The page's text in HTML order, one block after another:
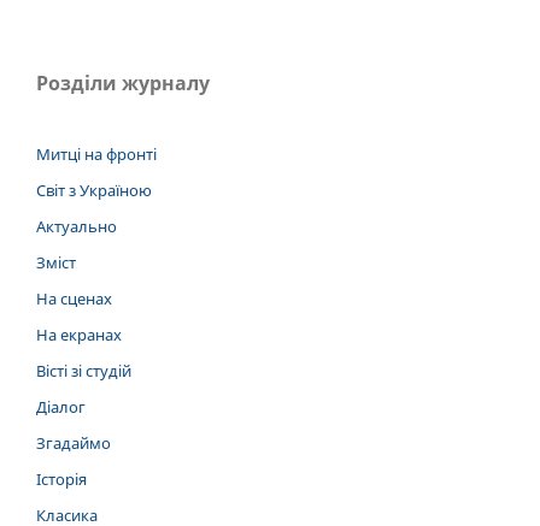
Розділи журналу
Митці на фронті
Світ з Україною
Актуально
Зміст
На сценах
На екранах
Вісті зі студій
Діалог
Згадаймо
Історія
Класика